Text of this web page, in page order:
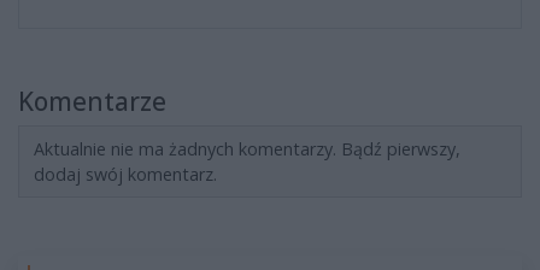
Komentarze
Aktualnie nie ma żadnych komentarzy. Bądź pierwszy,
dodaj swój komentarz.